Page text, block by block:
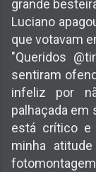
grande
Luciano
que votavam
"Queridos
sentiram
infeliz por
palhaçada em
está crítico e
minha